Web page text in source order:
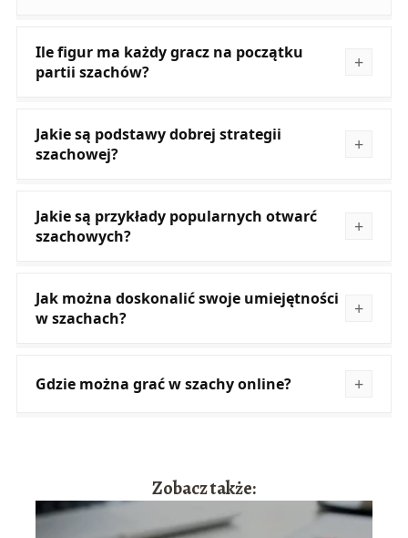
Ile figur ma każdy gracz na początku
partii szachów?
Jakie są podstawy dobrej strategii
szachowej?
Jakie są przykłady popularnych otwarć
szachowych?
Jak można doskonalić swoje umiejętności
w szachach?
Gdzie można grać w szachy online?
Zobacz także: